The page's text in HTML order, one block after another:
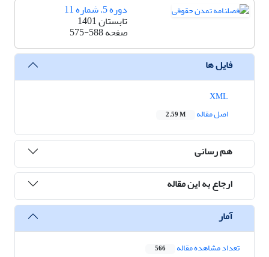
دوره 5، شماره 11
تابستان 1401
صفحه575-588
فایل ها
اصل مقاله
2.59 M
هم رسانی
ارجاع به این مقاله
آمار
تعداد مشاهده مقاله 566